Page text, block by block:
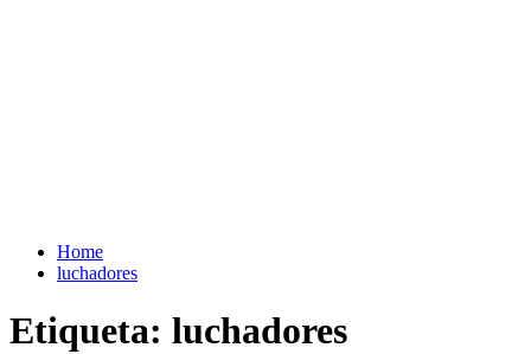
Home
luchadores
Etiqueta: luchadores